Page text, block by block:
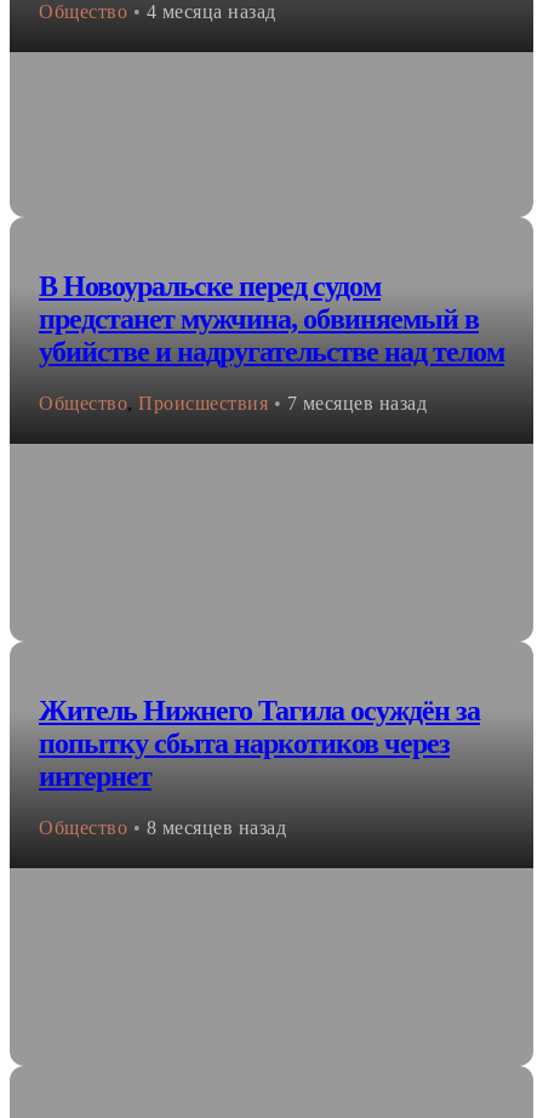
Общество • 4 месяца назад
В Новоуральске перед судом
предстанет мужчина, обвиняемый в
убийстве и надругательстве над телом
Общество, Происшествия • 7 месяцев назад
Житель Нижнего Тагила осуждён за
попытку сбыта наркотиков через
интернет
Общество • 8 месяцев назад